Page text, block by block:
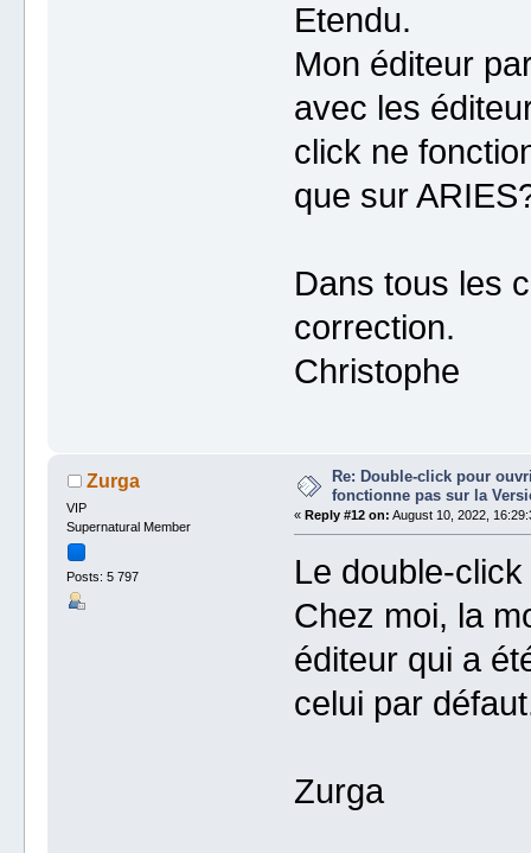
Etendu.
Mon éditeur
avec les
click ne
que sur
Dans tous les
correction.
Christophe
Zurga
VIP
Supernatural Member
Posts: 5 797
Re: Double-click pour
fonctionne pas sur la
« Reply #12 on: August 10, 2022,
Le double-
Chez moi, la
éditeur qui a
celui par
Zurga